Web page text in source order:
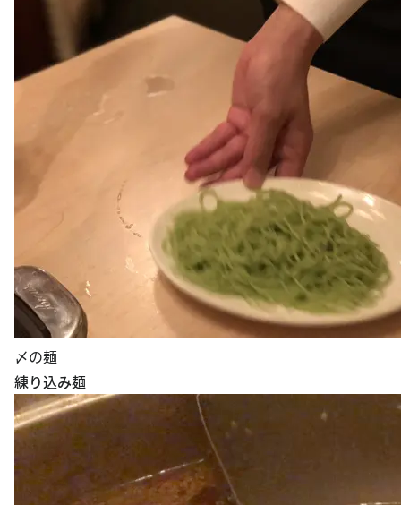
〆の麺
練り込み麺